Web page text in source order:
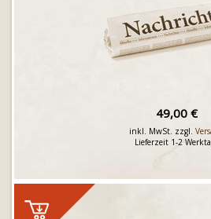
49,00 €
inkl. MwSt. zzgl.
Lieferzeit 1-2